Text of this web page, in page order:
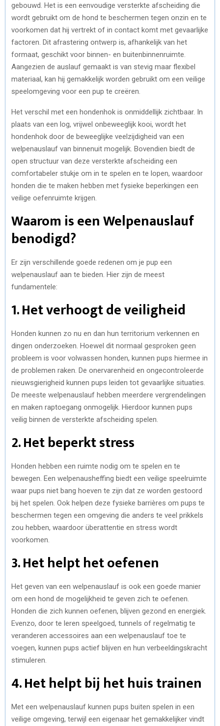
gebouwd. Het is een eenvoudige versterkte afscheiding die
wordt gebruikt om de hond te beschermen tegen onzin en te
voorkomen dat hij vertrekt of in contact komt met gevaarlijke
factoren. Dit afrastering ontwerp is, afhankelijk van het
formaat, geschikt voor binnen- en buitenbinnenruimte.
Aangezien de auslauf gemaakt is van stevig maar flexibel
materiaal, kan hij gemakkelijk worden gebruikt om een ​​veilige
speelomgeving voor een pup te creëren.
Het verschil met een hondenhok is onmiddellijk zichtbaar. In
plaats van een log, vrijwel onbeweeglijk kooi, wordt het
hondenhok door de beweeglijke veelzijdigheid van een
welpenauslauf van binnenuit mogelijk. Bovendien biedt de
open structuur van deze versterkte afscheiding een
comfortabeler stukje om in te spelen en te lopen, waardoor
honden die te maken hebben met fysieke beperkingen een
veilige oefenruimte krijgen.
Waarom is een Welpenauslauf
benodigd?
Er zijn verschillende goede redenen om je pup een
welpenauslauf aan te bieden. Hier zijn de meest
fundamentele:
1. Het verhoogt de veiligheid
Honden kunnen zo nu en dan hun territorium verkennen en
dingen onderzoeken. Hoewel dit normaal gesproken geen
probleem is voor volwassen honden, kunnen pups hiermee in
de problemen raken. De onervarenheid en ongecontroleerde
nieuwsgierigheid kunnen pups leiden tot gevaarlijke situaties.
De meeste welpenauslauf hebben meerdere vergrendelingen
en maken raptoegang onmogelijk. Hierdoor kunnen pups
veilig binnen de versterkte afscheiding spelen.
2. Het beperkt stress
Honden hebben een ruimte nodig om te spelen en te
bewegen. Een welpenausheffing biedt een veilige speelruimte
waar pups niet bang hoeven te zijn dat ze worden gestoord
bij het spelen. Ook helpen deze fysieke barrières om pups te
beschermen tegen een omgeving die anders te veel prikkels
zou hebben, waardoor überattentie en stress wordt
voorkomen.
3. Het helpt het oefenen
Het geven van een welpenauslauf is ook een goede manier
om een hond de mogelijkheid te geven zich te oefenen.
Honden die zich kunnen oefenen, blijven gezond en energiek.
Evenzo, door te leren speelgoed, tunnels of regelmatig te
veranderen accessoires aan een welpenauslauf toe te
voegen, kunnen pups actief blijven en hun verbeeldingskracht
stimuleren.
4. Het helpt bij het huis trainen
Met een welpenauslauf kunnen pups buiten spelen in een
veilige omgeving, terwijl een eigenaar het gemakkelijker vindt